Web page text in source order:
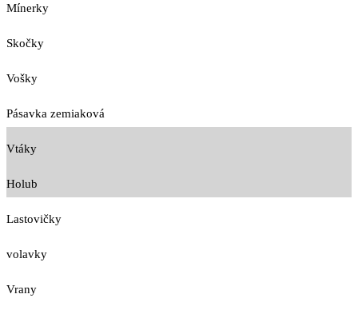
Mínerky
Skočky
Vošky
Pásavka zemiaková
Vtáky
Holub
Lastovičky
volavky
Vrany